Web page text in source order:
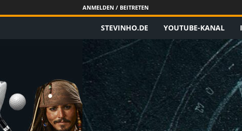
ANMELDEN / BEITRETEN
STEVINHO.DE YOUTUBE-KANAL